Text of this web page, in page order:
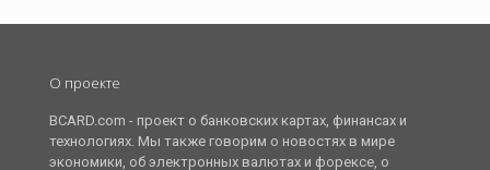
О проекте
BCARD.com - проект о банковских картах, финансах и
технологиях. Мы также говорим о новостях в мире
экономики, об электронных валютах и форексе, о